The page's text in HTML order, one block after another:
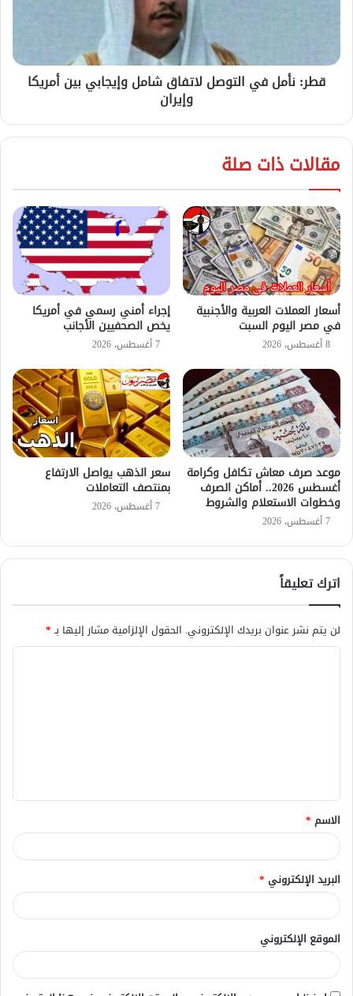
قطر: نأمل في التوصل لاتفاق شامل وإيجابي بين أمريكا
وإيران
مقالات ذات صلة
أسعار العملات العربية والأجنبية
في مصر اليوم السبت
8 أغسطس، 2026
إجراء أمني رسمي في أمريكا
يخص الصحفيين الأجانب
7 أغسطس، 2026
موعد صرف معاش تكافل وكرامة
أغسطس 2026.. أماكن الصرف
وخطوات الاستعلام والشروط
7 أغسطس، 2026
سعر الذهب يواصل الارتفاع
بمنتصف التعاملات
7 أغسطس، 2026
اترك تعليقاً
لن يتم نشر عنوان بريدك الإلكتروني. الحقول الإلزامية مشار إليها بـ*
ق
*
الاسم *
البريد الإلكتروني *
الموقع الإلكتروني